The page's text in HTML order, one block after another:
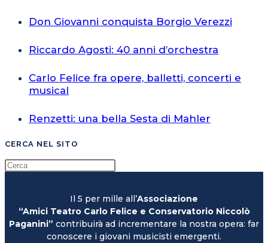
Don Giovanni conquista Borgio Verezzi
Riccardo Agosti: 40 anni d’orchestra
Carlo Felice fra opere, balletti, concerti e
musical
Renzetti: una bella Sesta di Mahler
CERCA NEL SITO
Il 5 per mille all’Associazione
“Amici Teatro Carlo Felice e Conservatorio Niccolò
Paganini” contribuirà ad incrementare la nostra opera: far
conoscere i giovani musicisti emergenti.